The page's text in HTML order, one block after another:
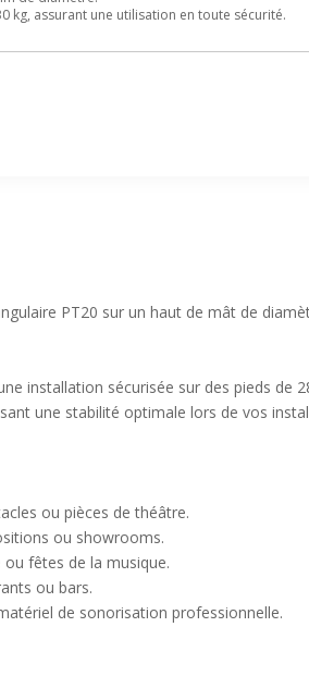
kg, assurant une utilisation en toute sécurité.
PT20 sur un haut de mât de
installation sécurisée sur des pieds de
une stabilité optimale lors de vos
ou pièces de théâtre.
ou showrooms.
fêtes de la musique.
ou bars.
de sonorisation professionnelle.